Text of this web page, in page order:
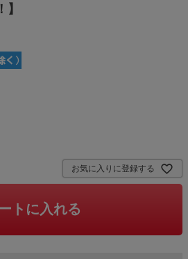
お気に入りに登録する
トに入れる